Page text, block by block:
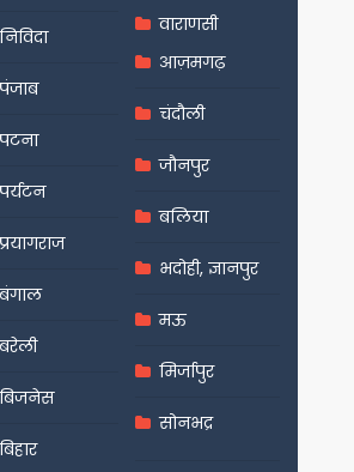
निविदा
बिजनेस
बिहार
वाराणसी
आज़मगढ़
चंदौली
जौनपुर
बलिया
भदोही, ज्ञानपुर
मऊ
मिर्जापुर
सोनभद्र